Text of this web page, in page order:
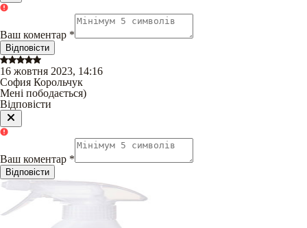
Ваш коментар *
Відповісти
16 жовтня 2023, 14:16
София Корольчук
Мені пободається)
Відповісти
Ваш коментар *
Відповісти